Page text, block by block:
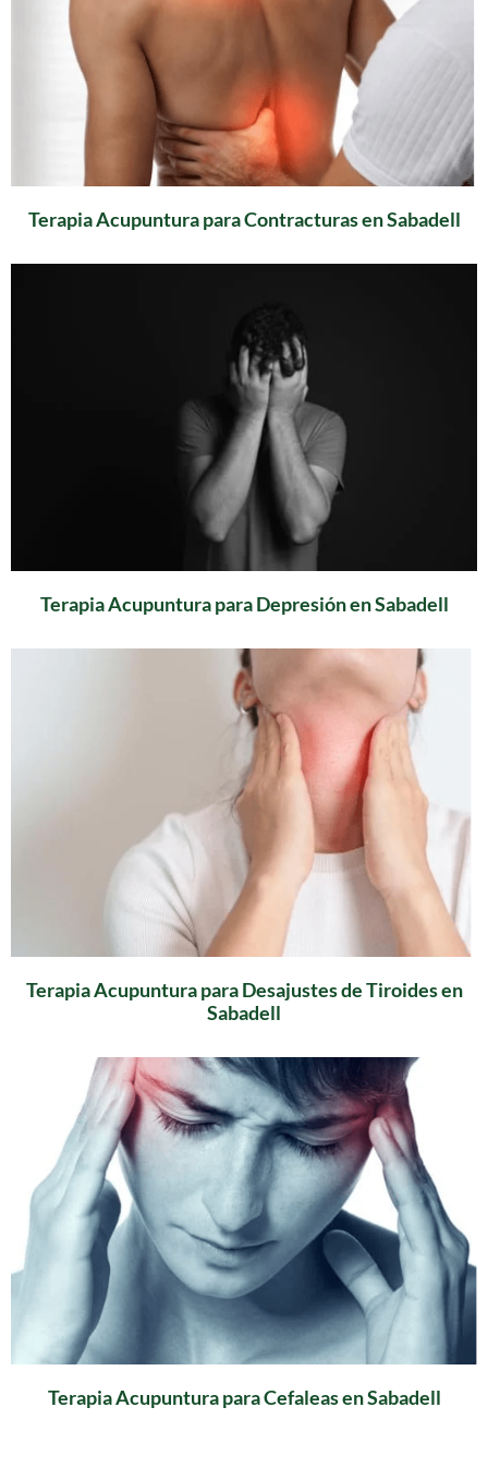
Terapia Acupuntura para Contracturas en Sabadell
Terapia Acupuntura para Depresión en Sabadell
Terapia Acupuntura para Desajustes de Tiroides en
Sabadell
Terapia Acupuntura para Cefaleas en Sabadell